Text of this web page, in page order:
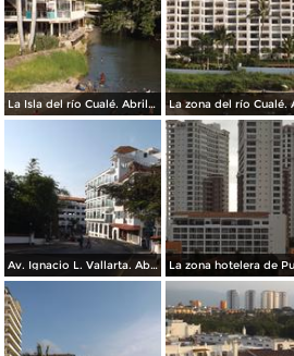
La Isla del río Cualé. Abril/2015
Av. Ignacio L. Vallarta. Abril/2015